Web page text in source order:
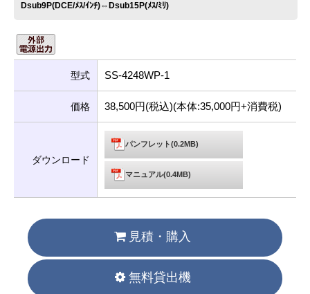
Dsub9P(DCE/ﾒｽ/ｲﾝﾁ)⇔Dsub15P(ﾒｽ/ﾐﾘ)
型式 SS-4248WP-1
価格 38,500円(税込)(本体:35,000円+消費税)
ダウンロード
パンフレット(0.2MB)
マニュアル(0.4MB)
見積・購入
無料貸出機